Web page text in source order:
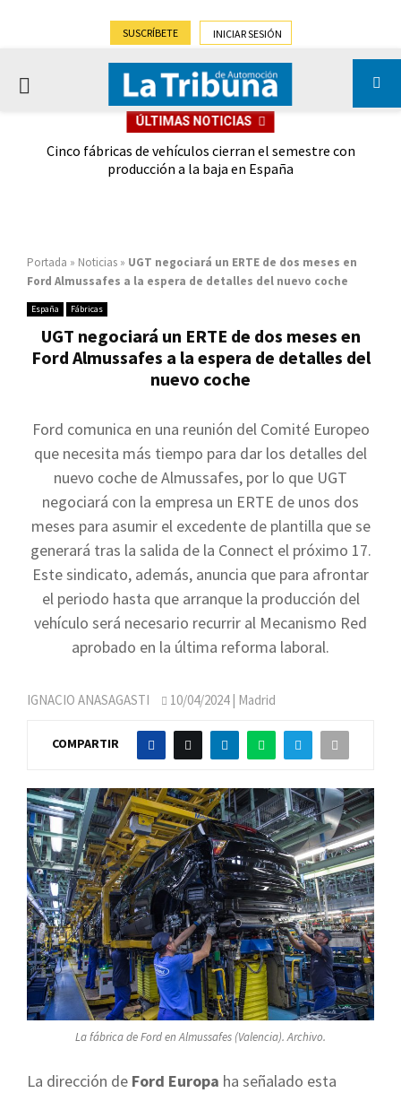
SUSCRÍBETE INICIAR SESIÓN
PRIMARY
ÚLTIMAS NOTICIAS
Cinco fábricas de vehículos cierran el semestre con
producción a la baja en España
Portada » Noticias » UGT negociará un ERTE de dos meses en
Ford Almussafes a la espera de detalles del nuevo coche
España Fábricas
UGT negociará un ERTE de dos meses en
Ford Almussafes a la espera de detalles del
nuevo coche
Ford comunica en una reunión del Comité Europeo
que necesita más tiempo para dar los detalles del
nuevo coche de Almussafes, por lo que UGT
negociará con la empresa un ERTE de unos dos
meses para asumir el excedente de plantilla que se
generará tras la salida de la Connect el próximo 17.
Este sindicato, además, anuncia que para afrontar
el periodo hasta que arranque la producción del
vehículo será necesario recurrir al Mecanismo Red
aprobado en la última reforma laboral.
IGNACIO ANASAGASTI 10/04/2024| Madrid
COMPARTIR
La fábrica de Ford en Almussafes (Valencia). Archivo.
La dirección de Ford Europa ha señalado esta